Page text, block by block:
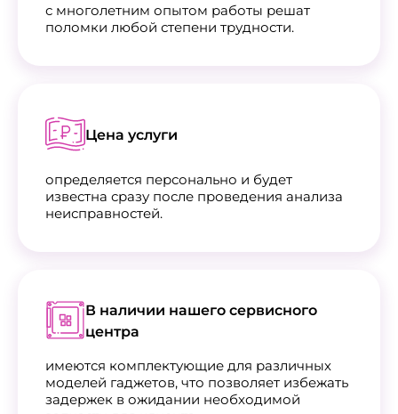
с многолетним опытом работы решат
поломки любой степени трудности.
Цена услуги
определяется персонально и будет
известна сразу после проведения анализа
неисправностей.
В наличии нашего сервисного
центра
имеются комплектующие для различных
моделей гаджетов, что позволяет избежать
задержек в ожидании необходимой